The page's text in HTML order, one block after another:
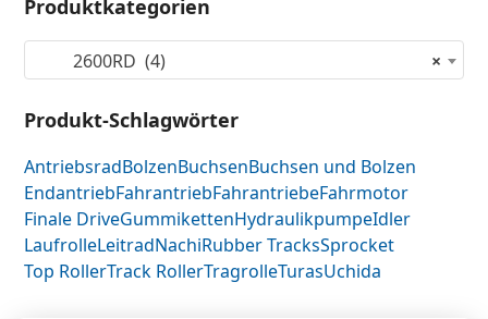
Produktkategorien
×
2600RD (4)
Produkt-Schlagwörter
AntriebsradBolzenBuchsenBuchsen und Bolzen
EndantriebFahrantriebFahrantriebeFahrmotor
Finale DriveGummikettenHydraulikpumpeIdler
LaufrolleLeitradNachiRubber TracksSprocket
Top RollerTrack RollerTragrolleTurasUchida